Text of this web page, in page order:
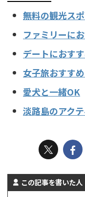
無料の観光ス
ファミリーに
デートにおす
女子旅おすす
愛犬と一緒OK
淡路島のアクテ
この記事を書いた人